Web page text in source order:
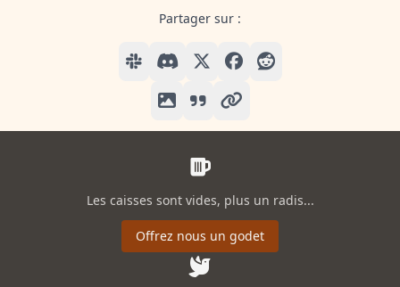
Partager sur :
Les caisses sont vides, plus un radis...
Offrez nous un godet